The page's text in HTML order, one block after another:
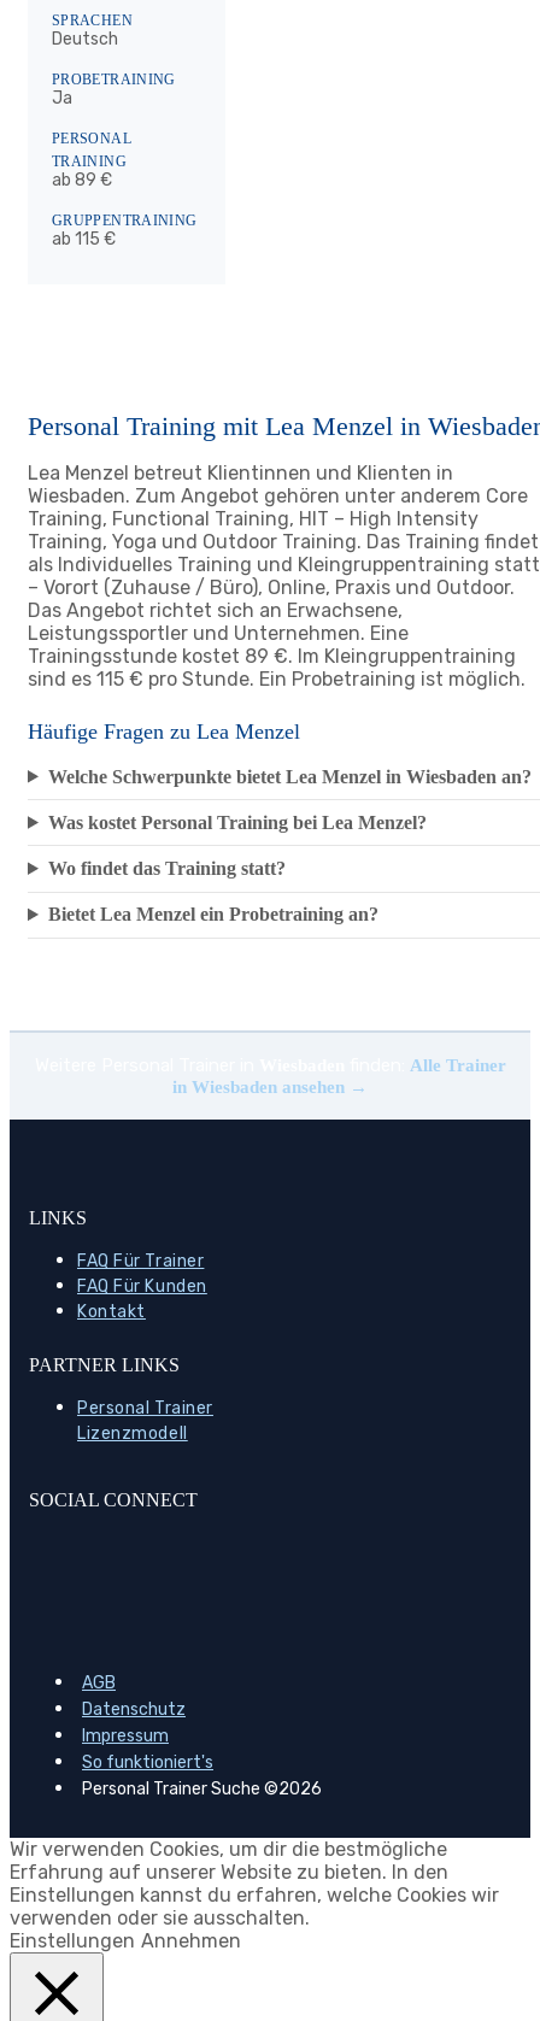
SPRACHEN
Deutsch
PROBETRAINING
Ja
PERSONAL
TRAINING
ab 89 €
GRUPPENTRAINING
ab 115 €
Personal Training mit Lea Menzel in
Lea Menzel betreut Klientinnen und Klienten in
Wiesbaden. Zum Angebot gehören unter anderem Core
Training, Functional Training, HIT – High Intensity
Training, Yoga und Outdoor Training. Das Training findet
als Individuelles Training und Kleingruppentraining statt
– Vorort (Zuhause / Büro), Online, Praxis und Outdoor.
Das Angebot richtet sich an Erwachsene,
Leistungssportler und Unternehmen. Eine
Trainingsstunde kostet 89 €. Im Kleingruppentraining
sind es 115 € pro Stunde. Ein Probetraining ist möglich.
Häufige Fragen zu Lea Menzel
Welche Schwerpunkte bietet Lea Menzel in Wiesbaden an?
Was kostet Personal Training bei Lea Menzel?
Wo findet das Training statt?
Bietet Lea Menzel ein Probetraining an?
Alle Trainer
in Wiesbaden ansehen →
LINKS
FAQ Für Trainer
FAQ Für Kunden
Kontakt
PARTNER LINKS
Personal Trainer
Lizenzmodell
SOCIAL CONNECT
AGB
Datenschutz
Impressum
So funktioniert's
Personal Trainer Suche ©2026
Wir verwenden Cookies, um dir die bestmögliche
Erfahrung auf unserer Website zu bieten. In den
Einstellungen kannst du erfahren, welche Cookies wir
verwenden oder sie ausschalten.
Einstellungen Annehmen